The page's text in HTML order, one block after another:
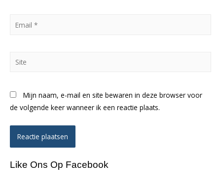
Mijn naam, e-mail en site bewaren in deze browser voor
de volgende keer wanneer ik een reactie plaats.
Like Ons Op Facebook